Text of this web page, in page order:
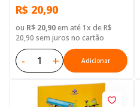
R$ 20,90
ou R$ 20,90em até 1x de R$
20,90 sem juros no cartão
- + Adicionar